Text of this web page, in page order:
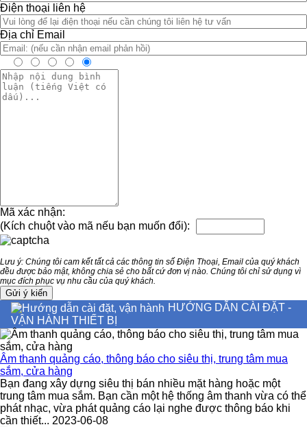
Điện thoại liên hệ
Địa chỉ Email
Mã xác nhận:
(Kích chuột vào mã nếu bạn muốn đổi):
Lưu ý: Chúng tôi cam kết tất cả các thông tin số Điện Thoại, Email của quý khách
đều được bảo mật, không chia sẻ cho bất cứ đơn vị nào. Chúng tôi chỉ sử dụng vì
mục đích phục vụ nhu cầu của quý khách.
HƯỚNG DẪN CÀI ĐẶT -
VẬN HÀNH THIẾT BỊ
Âm thanh quảng cáo, thông báo cho siêu thị, trung tâm mua
sắm, cửa hàng
Bạn đang xây dựng siêu thị bán nhiều mặt hàng hoặc một
trung tâm mua sắm. Bạn cần một hệ thống âm thanh vừa có thể
phát nhạc, vừa phát quảng cáo lại nghe được thông báo khi
cần thiết... 2023-06-08